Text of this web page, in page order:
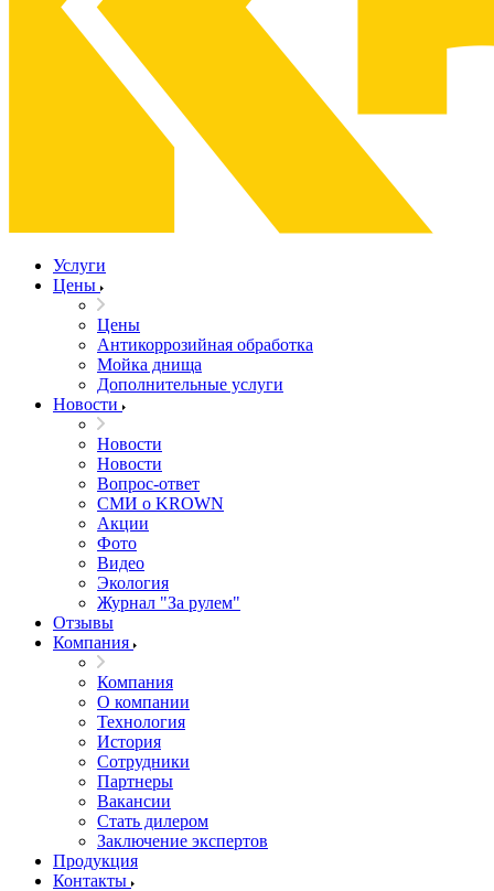
Услуги
Цены
Цены
Антикоррозийная обработка
Мойка днища
Дополнительные услуги
Новости
Новости
Новости
Вопрос-ответ
СМИ о KROWN
Акции
Фото
Видео
Экология
Журнал "За рулем"
Отзывы
Компания
Компания
О компании
Технология
История
Сотрудники
Партнеры
Вакансии
Стать дилером
Заключение экспертов
Продукция
Контакты